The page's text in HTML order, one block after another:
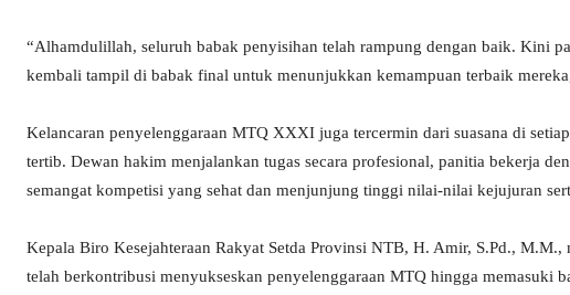
“Alhamdulillah, seluruh babak penyisihan telah rampung dengan baik. Kini
kembali tampil di babak final untuk menunjukkan kemampuan terbaik
Kelancaran penyelenggaraan MTQ XXXI juga tercermin dari suasana di
tertib. Dewan hakim menjalankan tugas secara profesional, panitia bekerja
semangat kompetisi yang sehat dan menjunjung tinggi nilai-nilai kejujuran
Kepala Biro Kesejahteraan Rakyat Setda Provinsi NTB, H. Amir, S.Pd.,
telah berkontribusi menyukseskan penyelenggaraan MTQ hingga memasuki